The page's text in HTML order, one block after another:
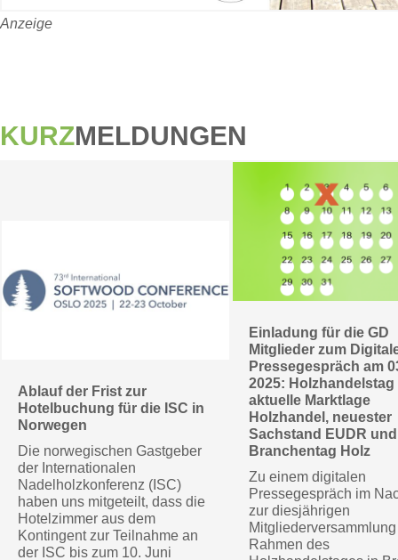
Anzeige
KURZMELDUNGEN
Ablauf der Frist zur
Hotelbuchung für die ISC in
Norwegen
Die norwegischen Gastgeber
der Internationalen
Nadelholzkonferenz (ISC)
haben uns mitgeteilt, dass die
Hotelzimmer aus dem
Kontingent zur Teilnahme an
der ISC bis zum 10. Juni
Einladung für die GD
Mitglieder zum
Pressegespräch am
2025: Holzhandelstag
aktuelle Marktlage
Holzhandel, neuester
Sachstand EUDR und
Branchentag Holz
Zu einem digitalen
Pressegespräch im
zur diesjährigen
Rahmen des